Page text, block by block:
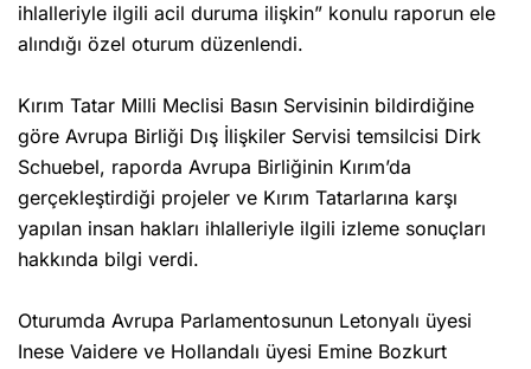
ihlalleriyle ilgili acil duruma ilişkin” konulu raporun ele
alındığı özel oturum düzenlendi.
Kırım Tatar Milli Meclisi Basın Servisinin bildirdiğine
göre Avrupa Birliği Dış İlişkiler Servisi temsilcisi Dirk
Schuebel, raporda Avrupa Birliğinin Kırım’da
gerçekleştirdiği projeler ve Kırım Tatarlarına karşı
yapılan insan hakları ihlalleriyle ilgili izleme sonuçları
hakkında bilgi verdi.
Oturumda Avrupa Parlamentosunun Letonyalı üyesi
Inese Vaidere ve Hollandalı üyesi Emine Bozkurt